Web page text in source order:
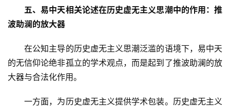
五、易中天相关论述在历史虚无主义思潮中的作用：推
波助澜的放大器
在公知主导的历史虚无主义思潮泛滥的语境下，易中天
的无信仰论绝非孤立的学术观点，而是起到了推波助澜的放
大器与合法化作用。
一方面，为历史虚无主义提供学术包装。历史虚无主义